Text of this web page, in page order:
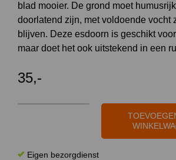
blad mooier. De grond moet
doorlatend zijn, met voldoende vocht
blijven. Deze esdoorn is geschikt
maar doet het ook uitstekend in een
35,-
'Bloodgood'
(Japanse
Eigen bezorgdienst